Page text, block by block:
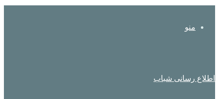
منو
اطلاع رسانی شباب